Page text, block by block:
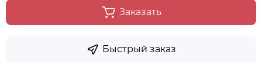
Заказать
Быстрый заказ